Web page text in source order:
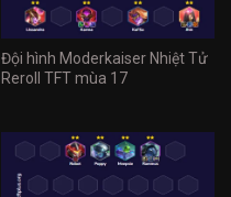
Đội hình Moderkaiser Nhiệt Tử
Reroll TFT mùa 17